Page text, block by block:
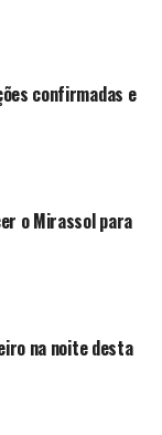
confirmadas e
o Mirassol para
na noite desta